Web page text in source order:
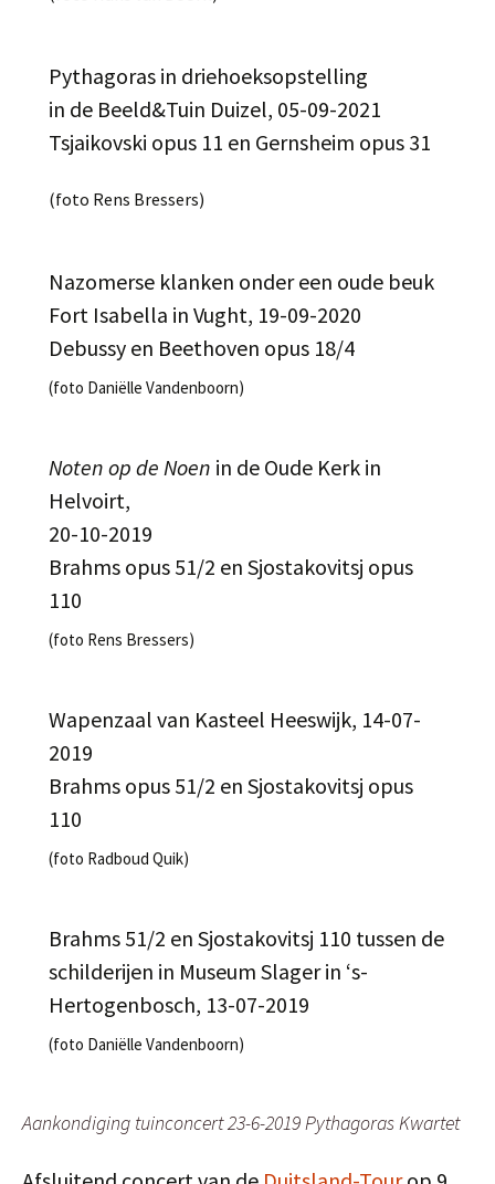
Pythagoras in driehoeksopstelling
in de Beeld&Tuin Duizel, 05-09-2021
Tsjaikovski opus 11 en Gernsheim opus 31
(foto Rens Bressers)
Nazomerse klanken onder een oude beuk
Fort Isabella in Vught, 19-09-2020
Debussy en Beethoven opus 18/4
(foto Daniëlle Vandenboorn)
Noten op de Noen in de Oude Kerk in
Helvoirt,
20-10-2019
Brahms opus 51/2 en Sjostakovitsj opus
110
(foto Rens Bressers)
Wapenzaal van Kasteel Heeswijk, 14-07-
2019
Brahms opus 51/2 en Sjostakovitsj opus
110
(foto Radboud Quik)
Brahms 51/2 en Sjostakovitsj 110 tussen de
schilderijen in Museum Slager in ‘s-
Hertogenbosch, 13-07-2019
(foto Daniëlle Vandenboorn)
Aankondiging tuinconcert 23-6-2019 Pythagoras Kwartet